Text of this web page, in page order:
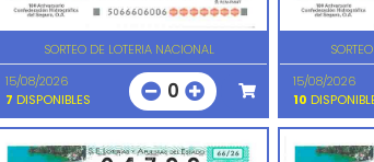
SORTEO DE LOTERIA NACIONAL
15/08/2026
7 DISPONIBLES 0
15/08/2026
10